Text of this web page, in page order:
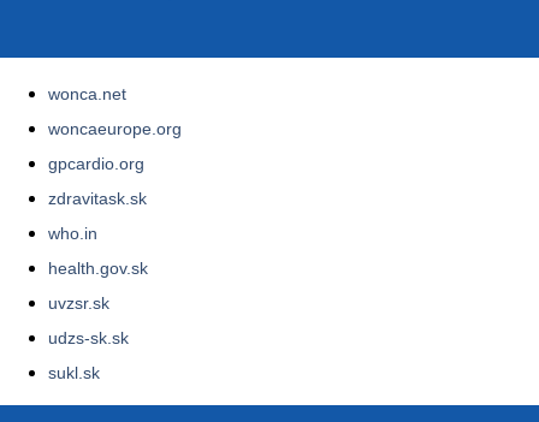
wonca.net
woncaeurope.org
gpcardio.org
zdravitask.sk
who.in
health.gov.sk
uvzsr.sk
udzs-sk.sk
sukl.sk